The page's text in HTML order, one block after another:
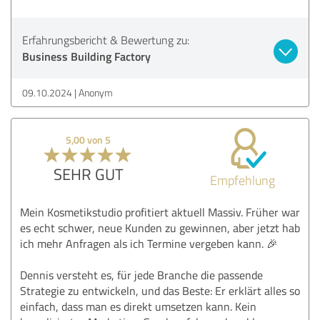
Erfahrungsbericht & Bewertung zu:
Business Building Factory
09.10.2024 Anonym
5,00 von 5
SEHR GUT Empfehlung
Mein Kosmetikstudio profitiert aktuell Massiv. Früher war
es echt schwer, neue Kunden zu gewinnen, aber jetzt hab
ich mehr Anfragen als ich Termine vergeben kann. 🎉
Dennis versteht es, für jede Branche die passende
Strategie zu entwickeln, und das Beste: Er erklärt alles so
einfach, dass man es direkt umsetzen kann. Kein